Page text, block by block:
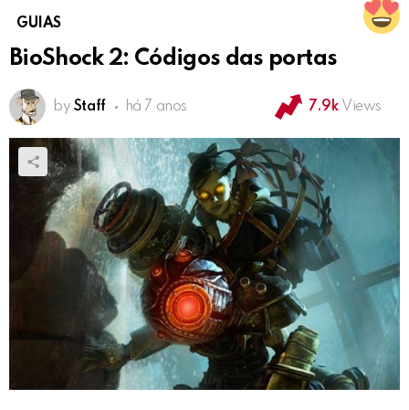
GUIAS
BioShock 2: Códigos das portas
by Staff há 7 anos 7.9k Views